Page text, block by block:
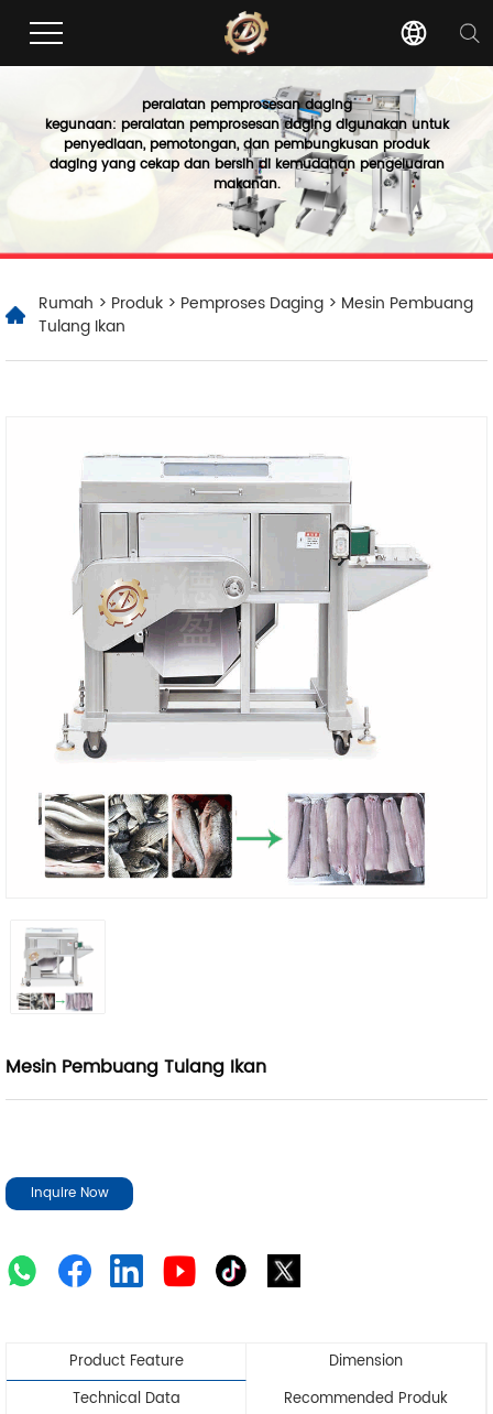
peralatan pemprosesan daging
kegunaan: peralatan pemprosesan daging digunakan untuk
penyediaan, pemotongan, dan pembungkusan produk
daging yang cekap dan bersih di kemudahan pengeluaran
makanan.
Rumah > Produk > Pemproses Daging > Mesin Pembuang
Tulang Ikan
Mesin Pembuang Tulang Ikan
Inquire Now
Product Feature
Dimension
Technical Data
Recommended Produk